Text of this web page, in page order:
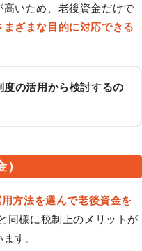
いため、老後資金だけで
まざまな目的に対応できる
の活用から検討するの
方法を選んで老後資金を
同様に税制上のメリットが
す。